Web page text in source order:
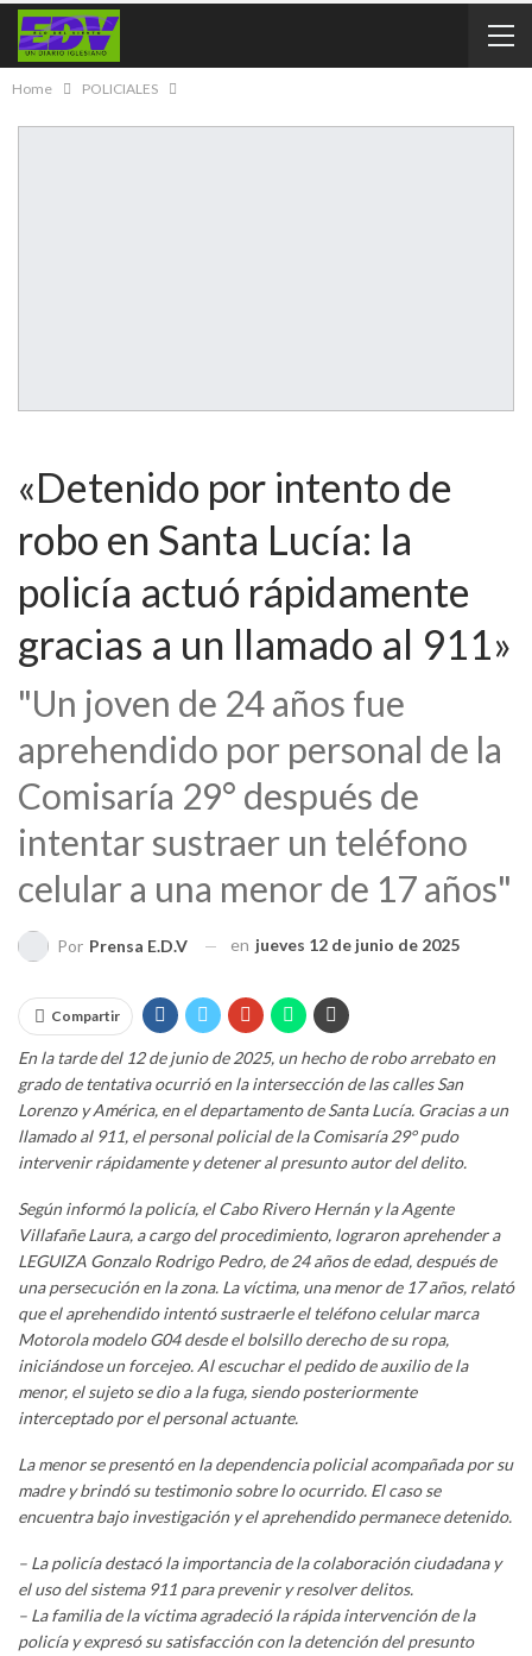
Home POLICIALES
«Detenido por intento de
robo en Santa Lucía: la
policía actuó rápidamente
gracias a un llamado al 911»
"Un joven de 24 años fue
aprehendido por personal de la
Comisaría 29° después de
intentar sustraer un teléfono
celular a una menor de 17 años"
Por Prensa E.D.V en jueves 12 de junio de 2025
Compartir
En la tarde del 12 de junio de 2025, un hecho de robo arrebato en
grado de tentativa ocurrió en la intersección de las calles San
Lorenzo y América, en el departamento de Santa Lucía. Gracias a un
llamado al 911, el personal policial de la Comisaría 29° pudo
intervenir rápidamente y detener al presunto autor del delito.
Según informó la policía, el Cabo Rivero Hernán y la Agente
Villafañe Laura, a cargo del procedimiento, lograron aprehender a
LEGUIZA Gonzalo Rodrigo Pedro, de 24 años de edad, después de
una persecución en la zona. La víctima, una menor de 17 años, relató
que el aprehendido intentó sustraerle el teléfono celular marca
Motorola modelo G04 desde el bolsillo derecho de su ropa,
iniciándose un forcejeo. Al escuchar el pedido de auxilio de la
menor, el sujeto se dio a la fuga, siendo posteriormente
interceptado por el personal actuante.
La menor se presentó en la dependencia policial acompañada por su
madre y brindó su testimonio sobre lo ocurrido. El caso se
encuentra bajo investigación y el aprehendido permanece detenido.
– La policía destacó la importancia de la colaboración ciudadana y
el uso del sistema 911 para prevenir y resolver delitos.
– La familia de la víctima agradeció la rápida intervención de la
policía y expresó su satisfacción con la detención del presunto